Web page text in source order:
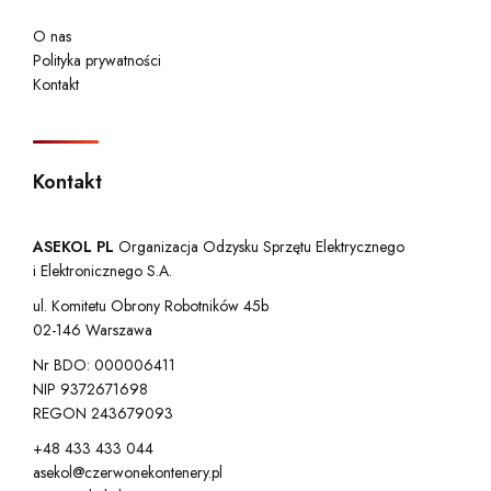
O nas
Polityka prywatności
Kontakt
Kontakt
ASEKOL PL Organizacja Odzysku Sprzętu Elektrycznego
i Elektronicznego S.A.
ul. Komitetu Obrony Robotników 45b
02-146 Warszawa
Nr BDO: 000006411
NIP 9372671698
REGON 243679093
+48 433 433 044
asekol@czerwonekontenery.pl